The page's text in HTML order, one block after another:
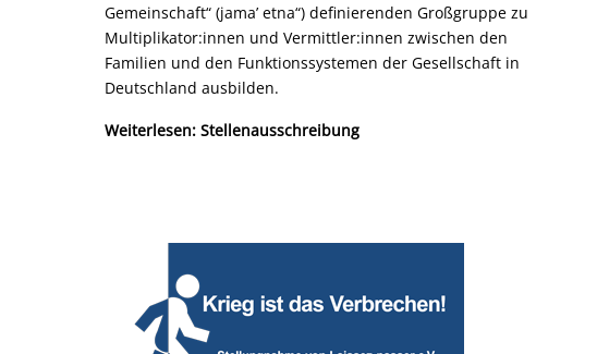
Gemeinschaft“ (jama’ etna“) definierenden Großgruppe zu
Multiplikator:innen und Vermittler:innen zwischen den
Familien und den Funktionssystemen der Gesellschaft in
Deutschland ausbilden.
Weiterlesen: Stellenausschreibung